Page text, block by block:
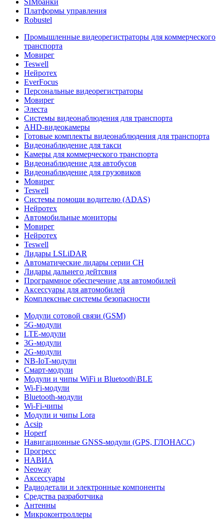
SIMбанки
Платформы управления
Robustel
Промышленные видеорегистраторы для коммерческого
транспорта
Мовирег
Teswell
Нейротех
EverFocus
Персональные видеорегистраторы
Мовирег
Элеста
Системы видеонаблюдения для транспорта
AHD-видеокамеры
Готовые комплекты видеонаблюдения для транспорта
Видеонаблюдение для такси
Камеры для коммерческого транспорта
Видеонаблюдение для автобусов
Видеонаблюдение для грузовиков
Мовирег
Teswell
Системы помощи водителю (ADAS)
Нейротех
Автомобильные мониторы
Мовирег
Нейротех
Teswell
Лидары LSLiDAR
Автоматические лидары серии CH
Лидары дальнего дейтсвия
Программное обеспечение для автомобилей
Аксессуары для автомобилей
Комплексные системы безопасности
Модули сотовой связи (GSM)
5G-модули
LTE-модули
3G-модули
2G-модули
NB-IoT-модули
Смарт-модули
Модули и чипы WiFi и Bluetooth\BLE
Wi-Fi-модули
Bluetooth-модули
Wi-Fi-чипы
Модули и чипы Lora
Acsip
Hoperf
Навигационные GNSS-модули (GPS, ГЛОНАСС)
Прогресс
НАВИА
Neoway
Аксессуары
Радиодетали и электронные компоненты
Средства разработчика
Антенны
Микроконтроллеры